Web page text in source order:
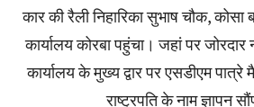
कार की रैली निहारिका सुभाष चौक, कोसा
कार्यालय कोरबा पहुंचा। जहां पर जोरदार
कार्यालय के मुख्य द्वार पर एसडीएम पात्रे
राष्ट्रपति के नाम ज्ञापन